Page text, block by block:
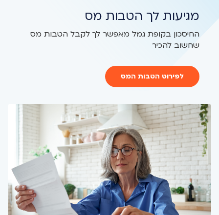
מגיעות לך הטבות מס
החיסכון בקופת גמל מאפשר לך לקבל הטבות מס
שחשוב להכיר
לפירוט הטבות המס